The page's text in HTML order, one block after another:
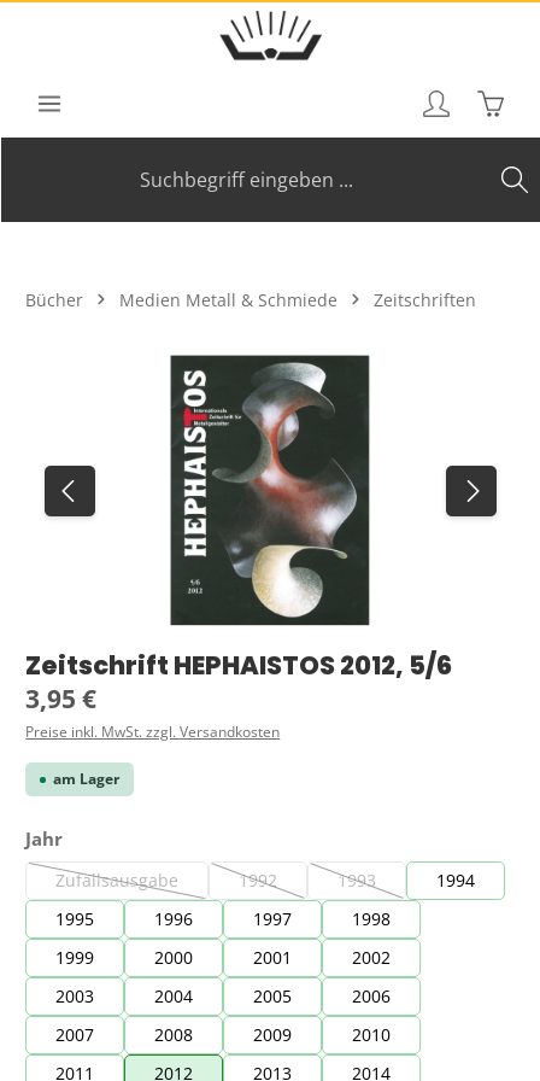
Zum Hauptinhalt springen
Bücher Medien Metall & Schmiede Zeitschriften
Bildergalerie überspringen
Zeitschrift HEPHAISTOS 2012, 5/6
Regulärer Preis:
3,95 €
Preise inkl. MwSt. zzgl. Versandkosten
am Lager
Jahrauswählen
Zufallsausgabe
(Diese Option ist zurzeit nicht verfügbar.)
1992
(Diese Option ist zurzeit nicht verfügbar.)
1993
(Diese Option ist zurzeit
1994
1995
1996 1997
1998
1999
2000 2001
2002
2003
2004 2005
2006
2007
2008 2009
2010
2011
2012 2013
2014